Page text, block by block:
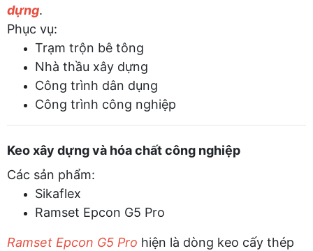
dựng.
Phục vụ:
Trạm trộn bê tông
Nhà thầu xây dựng
Công trình dân dụng
Công trình công nghiệp
Keo xây dựng và hóa chất công nghiệp
Các sản phẩm:
Sikaflex
Ramset Epcon G5 Pro
Ramset Epcon G5 Pro hiện là dòng keo cấy thép